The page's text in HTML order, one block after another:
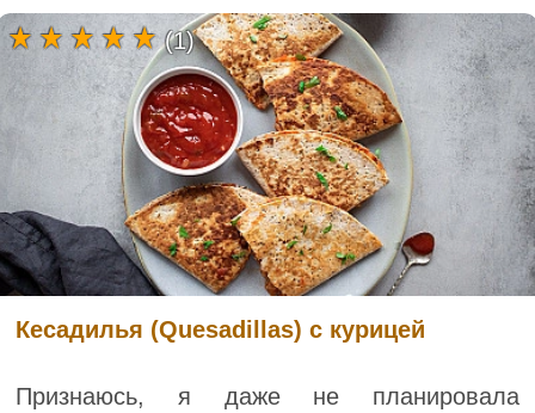
Кесадилья (Quesadillas) с курицей
Признаюсь, я даже не планировала
(1)